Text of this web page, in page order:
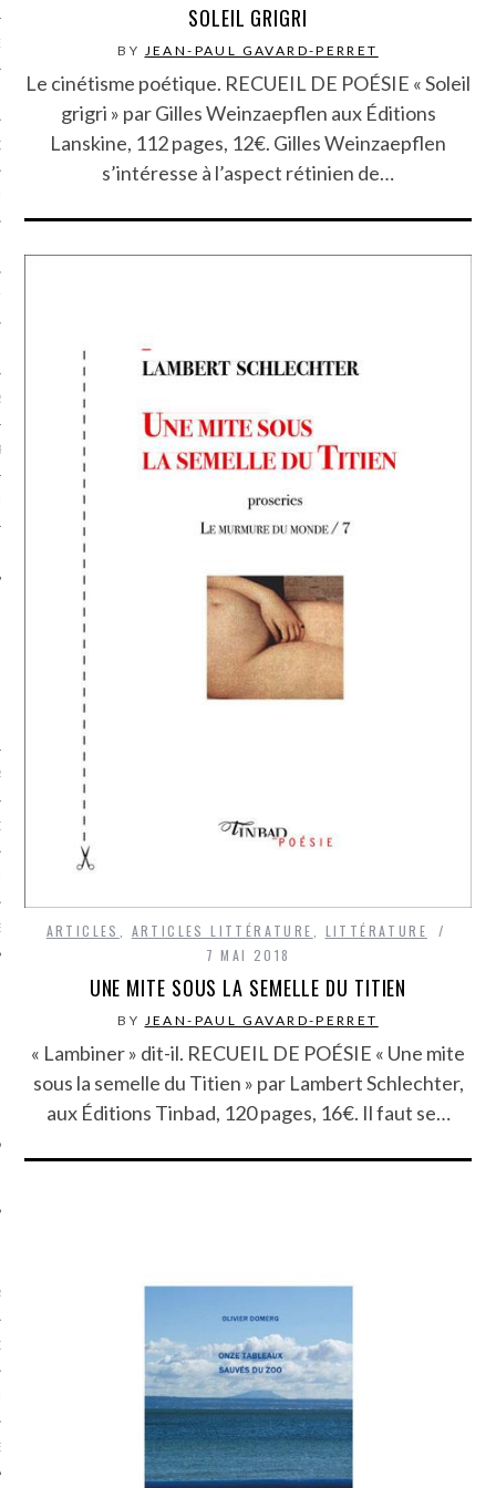
EN VOD
CARAVELLE
PODCAST
SUIVEZ-NOUS
CARAVELLE
PODCAST
SOLEIL GRIGRI
BY JEAN-PAUL GAVARD-PERRET
Le cinétisme poétique. RECUEIL DE POÉSIE « Soleil
grigri » par Gilles Weinzaepflen aux Éditions
Lanskine, 112 pages, 12€. Gilles Weinzaepflen
s’intéresse à l’aspect rétinien de…
ARTICLES ARTICLES LITTÉRATURE
LITTÉRATURE
7 MAI 2018
UNE MITE SOUS LA SEMELLE DU TITIEN
BY JEAN-PAUL GAVARD-PERRET
« Lambiner » dit-il. RECUEIL DE POÉSIE « Une mite
sous la semelle du Titien » par Lambert Schlechter,
aux Éditions Tinbad, 120 pages, 16€. Il faut se…